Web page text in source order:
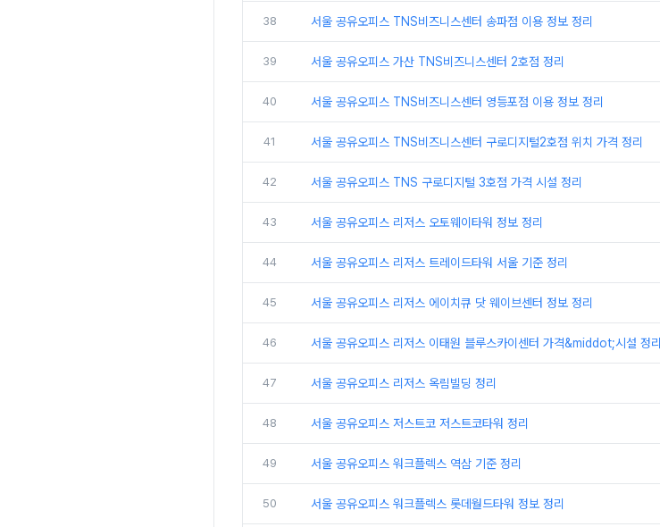
38 서울 공유오피스 TNS비즈니스센터 송파점 이용 정보 정리
39 서울 공유오피스 가산 TNS비즈니스센터 2호점 정리
40 서울 공유오피스 TNS비즈니스센터 영등포점 이용 정보 정리
41 서울 공유오피스 TNS비즈니스센터 구로디지털2호점 위치 가격 정리
42 서울 공유오피스 TNS 구로디지털 3호점 가격 시설 정리
43 서울 공유오피스 리저스 오토웨이타워 정보 정리
44 서울 공유오피스 리저스 트레이드타워 서울 기준 정리
45 서울 공유오피스 리저스 에이치큐 닷 웨이브센터 정보 정리
46 서울 공유오피스 리저스 이태원 블루스카이센터 가격&middot;시설 정리
47 서울 공유오피스 리저스 옥림빌딩 정리
48 서울 공유오피스 저스트코 저스트코타워 정리
49 서울 공유오피스 워크플렉스 역삼 기준 정리
50 서울 공유오피스 워크플렉스 롯데월드타워 정보 정리